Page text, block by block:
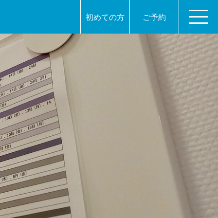
初めての方 ご予約